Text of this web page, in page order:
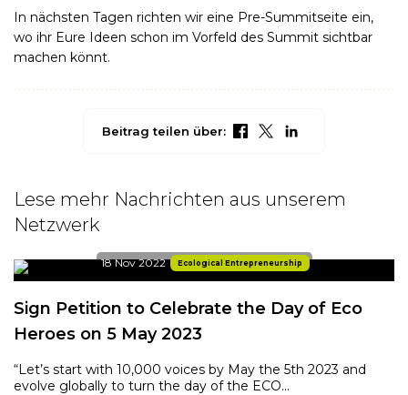
In nächsten Tagen richten wir eine Pre-Summitseite ein,
wo ihr Eure Ideen schon im Vorfeld des Summit sichtbar
machen könnt.
Beitrag teilen über:
Lese mehr Nachrichten aus unserem
Netzwerk
18 Nov 2022 Ecological Entrepreneurship
Sign Petition to Celebrate the Day of Eco
Heroes on 5 May 2023
“Let’s start with 10,000 voices by May the 5th 2023 and
evolve globally to turn the day of the ECO...